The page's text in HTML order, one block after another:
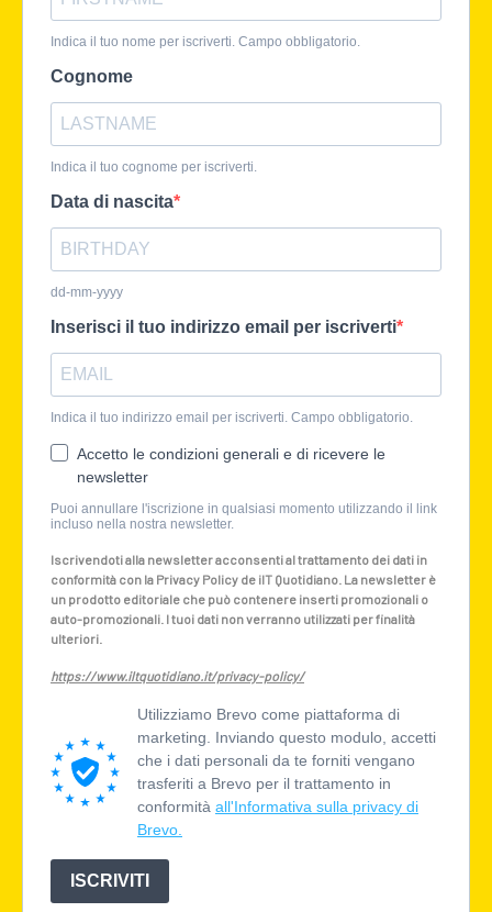
Indica il tuo nome per iscriverti. Campo obbligatorio.
Cognome
Indica il tuo cognome per iscriverti.
Data di nascita
dd-mm-yyyy
Inserisci il tuo indirizzo email per iscriverti
Indica il tuo indirizzo email per iscriverti. Campo obbligatorio.
Accetto le condizioni generali e di ricevere le
newsletter
Puoi annullare l'iscrizione in qualsiasi momento utilizzando il link
incluso nella nostra newsletter.
Iscrivendoti alla newsletter acconsenti al trattamento dei dati in
conformità con la Privacy Policy de ilT Quotidiano. La newsletter è
un prodotto editoriale che può contenere inserti promozionali o
auto-promozionali. I tuoi dati non verranno utilizzati per finalità
ulteriori.
https://www.iltquotidiano.it/privacy-policy/
Utilizziamo Brevo come piattaforma di
marketing. Inviando questo modulo, accetti
che i dati personali da te forniti vengano
trasferiti a Brevo per il trattamento in
conformità all'Informativa sulla privacy di
Brevo.
ISCRIVITI